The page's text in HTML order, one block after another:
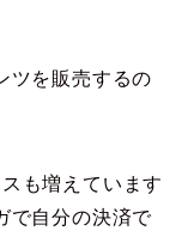
ツを販売するの
も増えています
で自分の決済で